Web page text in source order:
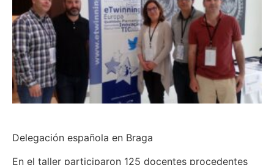
Delegación española en Braga
En el taller participaron 125 docentes procedentes